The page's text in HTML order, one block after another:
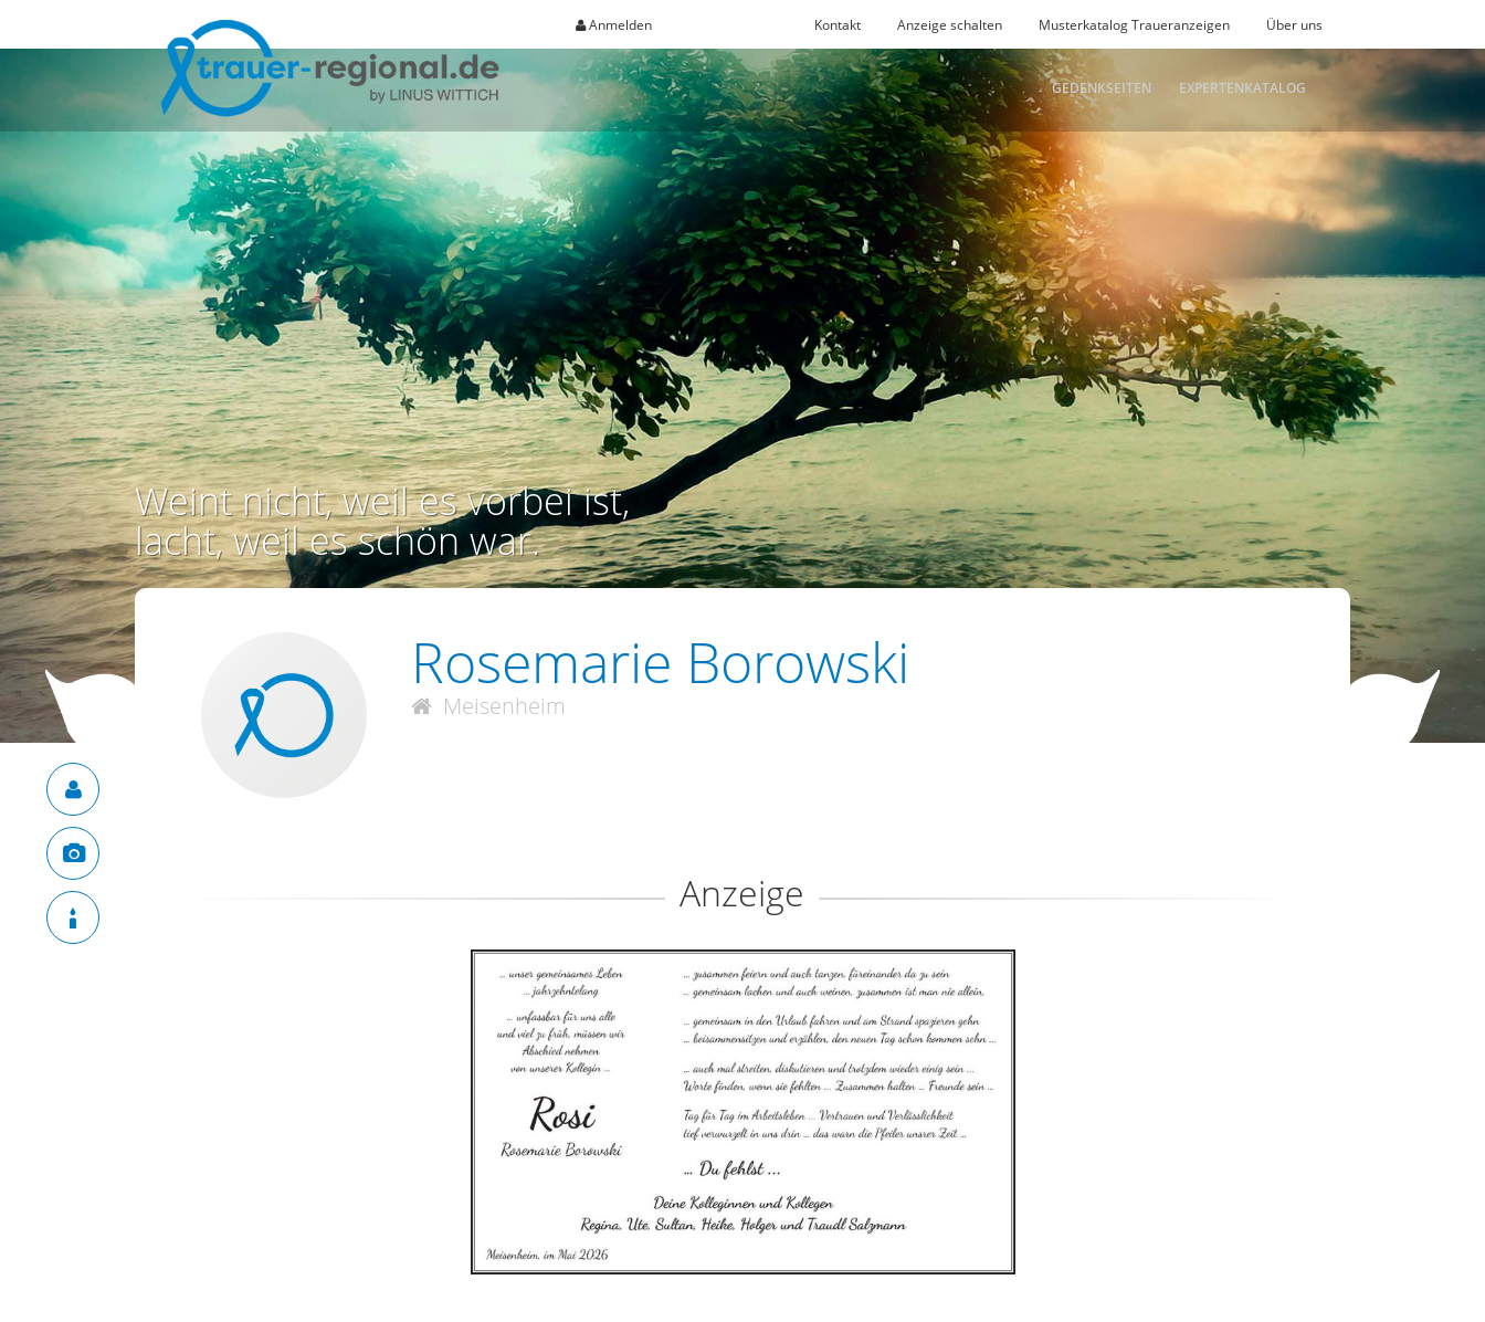
Anmelden Kontakt Anzeige schalten Musterkatalog Traueranzeigen Über uns
GEDENKSEITEN EXPERTENKATALOG
Weint nicht, weil es vorbei ist,
lacht, weil es schön war.
Rosemarie Borowski
Meisenheim
Anzeige